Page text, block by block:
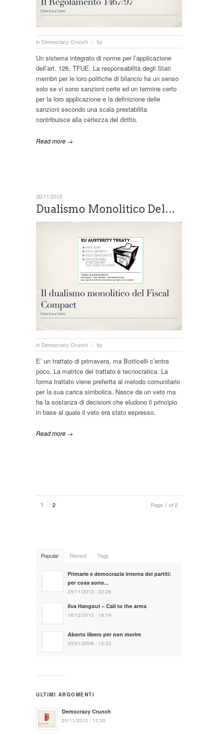
in Democracy Crunch / by
Un sistema integrato di norme per l’applicazione
dell’art. 126, TFUE. La responsabilità degli Stati
membri per le loro politiche di bilancio ha un senso
solo se vi sono sanzioni certe ed un termine certo
per la loro applicazione e la definizione delle
sanzioni secondo una scala prestabilita
contribuisce alla certezza del diritto.
Read more →
Dualismo Monolitico Del…
in Democracy Crunch / by
20/11/2012
E’ un trattato di primavera, ma Botticelli c’entra
poco. La matrice del trattato è tecnocratica. La
forma trattato viene preferita al metodo comunitario
per la sua carica simbolica. Nasce da un veto ma
ha la sostanza di decisioni che eludono il principio
in base al quale il veto era stato espresso.
Read more →
Page 1 of 2
1 2
Popular Recent Tags
Primarie e democrazia interna dei partiti:
per cosa sono...
25/11/2012 - 22:26
Ilva Hangout – Call to the arms
18/12/2012 - 18:19
Aborto libero per non morire
03/01/2008 - 12:20
ULTIMI ARGOMENTI
Democracy Crunch
20/11/2012 - 12:30